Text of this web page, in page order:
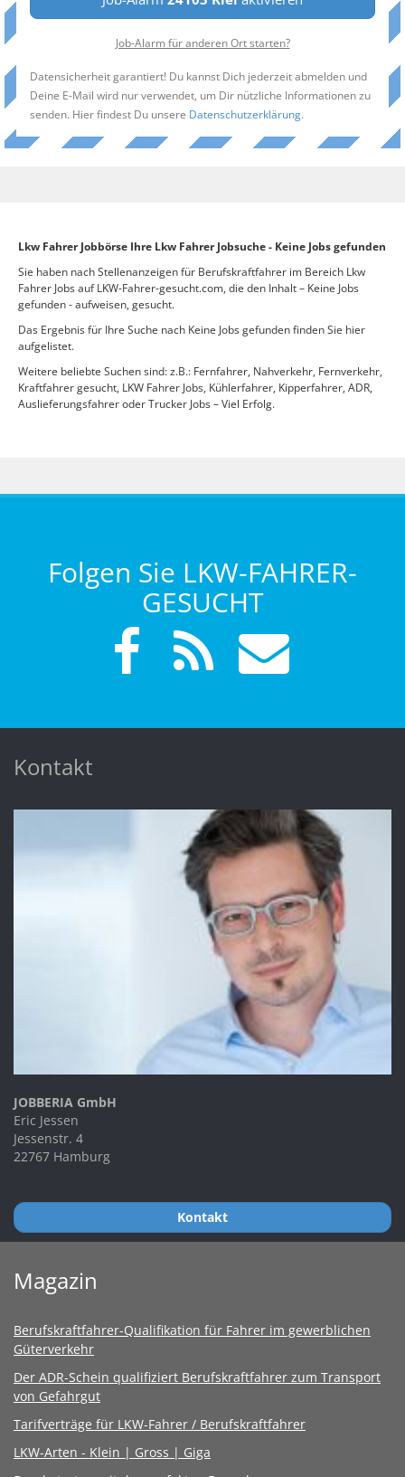
Job-Alarm für anderen Ort starten?
Datensicherheit garantiert! Du kannst Dich jederzeit abmelden und
Deine E-Mail wird nur verwendet, um Dir nützliche Informationen zu
senden. Hier findest Du unsere Datenschutzerklärung.
Lkw Fahrer Jobbörse Ihre Lkw Fahrer Jobsuche - Keine Jobs gefunden
Sie haben nach Stellenanzeigen für Berufskraftfahrer im Bereich Lkw
Fahrer Jobs auf LKW-Fahrer-gesucht.com, die den Inhalt – Keine Jobs
gefunden - aufweisen, gesucht.
Das Ergebnis für Ihre Suche nach Keine Jobs gefunden finden Sie hier
aufgelistet.
Weitere beliebte Suchen sind: z.B.: Fernfahrer, Nahverkehr, Fernverkehr,
Kraftfahrer gesucht, LKW Fahrer Jobs, Kühlerfahrer, Kipperfahrer, ADR,
Auslieferungsfahrer oder Trucker Jobs – Viel Erfolg.
Folgen Sie LKW-FAHRER-
GESUCHT
Kontakt
JOBBERIA GmbH
Eric Jessen
Jessenstr. 4
22767 Hamburg
Kontakt
Magazin
Berufskraftfahrer-Qualifikation für Fahrer im gewerblichen
Güterverkehr
Der ADR-Schein qualifiziert Berufskraftfahrer zum Transport
von Gefahrgut
Tarifverträge für LKW-Fahrer / Berufskraftfahrer
LKW-Arten - Klein | Gross | Giga